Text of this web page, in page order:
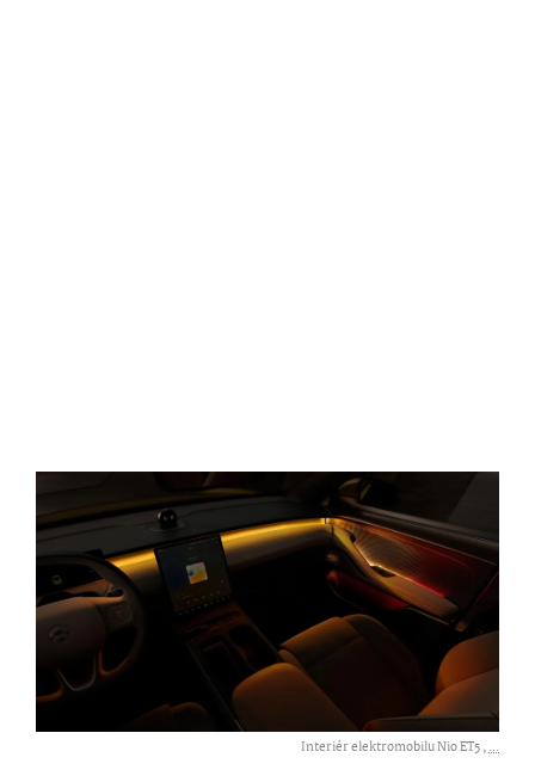
Interiér elektromobilu Nio ET5 ,...